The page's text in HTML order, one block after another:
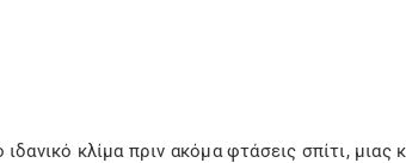
κλίμα πριν ακόμα φτάσεις σπίτι,